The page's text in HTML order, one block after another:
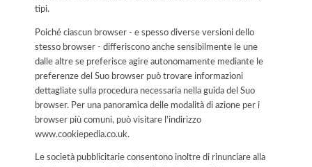
tipi.
Poiché ciascun browser - e spesso diverse versioni dello
stesso browser - differiscono anche sensibilmente le une
dalle altre se preferisce agire autonomamente mediante le
preferenze del Suo browser può trovare informazioni
dettagliate sulla procedura necessaria nella guida del Suo
browser. Per una panoramica delle modalità di azione per i
browser più comuni, può visitare l'indirizzo
www.cookiepedia.co.uk.
Le società pubblicitarie consentono inoltre di rinunciare alla